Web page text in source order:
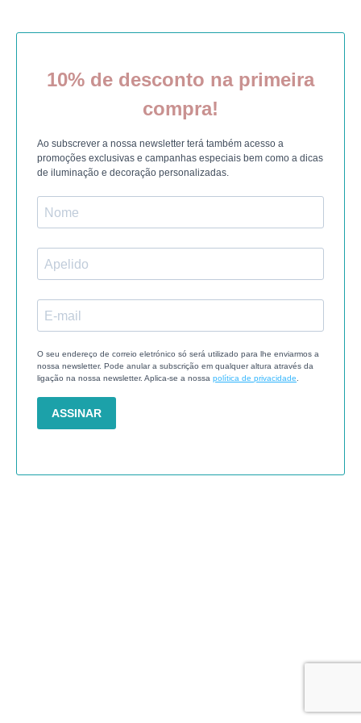
10% de desconto na primeira
compra!
Ao subscrever a nossa newsletter terá também acesso a
promoções exclusivas e campanhas especiais bem como a dicas
de iluminação e decoração personalizadas.
O seu endereço de correio eletrónico só será utilizado para lhe enviarmos a
nossa newsletter. Pode anular a subscrição em qualquer altura através da
ligação na nossa newsletter. Aplica-se a nossa política de privacidade
ASSINAR